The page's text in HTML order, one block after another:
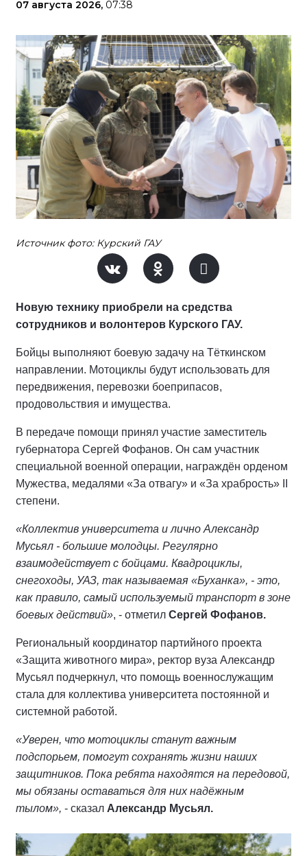
07 августа 2026, 07:38
Источник фото: Курский ГАУ
Новую технику приобрели на средства
сотрудников и волонтеров Курского ГАУ.
Бойцы выполняют боевую задачу на Тёткинском
направлении. Мотоциклы будут использовать для
передвижения, перевозки боеприпасов,
продовольствия и имущества.
В передаче помощи принял участие заместитель
губернатора Сергей Фофанов. Он сам участник
специальной военной операции, награждён орденом
Мужества, медалями «За отвагу» и «За храбрость» II
степени.
«Коллектив университета и лично Александр
Мусьял - большие молодцы. Регулярно
взаимодействует с бойцами. Квадроциклы,
снегоходы, УАЗ, так называемая «Буханка», - это,
как правило, самый используемый транспорт в зоне
боевых действий», - отметил Сергей Фофанов.
Региональный координатор партийного проекта
«Защита животного мира», ректор вуза Александр
Мусьял подчеркнул, что помощь военнослужащим
стала для коллектива университета постоянной и
системной работой.
«Уверен, что мотоциклы станут важным
подспорьем, помогут сохранять жизни наших
защитников. Пока ребята находятся на передовой,
мы обязаны оставаться для них надёжным
тылом», - сказал Александр Мусьял.